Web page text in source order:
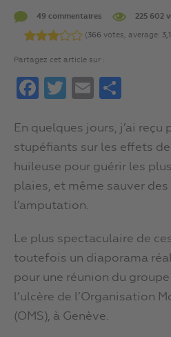
49 commentaires 225 602
(366 votes, average:
Partagez cet article sur :
FacebookTwitterEmail
En quelques jours, j’ai reçu
stupéfiants sur les effets de
huileuse pour guérir les
plaies, et même sauver
l’amputation.
Le plus spectaculaire de
toutefois un diaporama
pour une réunion du
l’ulcère de l’Organisation
(OMS), à Genève.